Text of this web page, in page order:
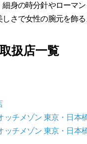
細身の時分針やローマ
しさで女性の腕元を飾
扱店一覧
ッチメゾン 東京・日本
ッチメゾン 東京・日本